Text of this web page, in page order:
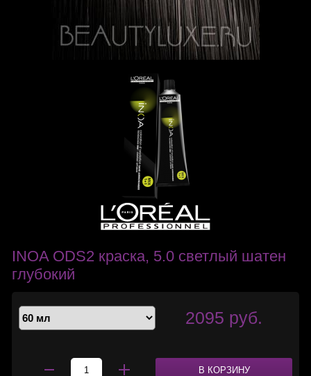
INOA ODS2 краска, 5.0 светлый шатен
глубокий
2095 руб.
В КОРЗИНУ